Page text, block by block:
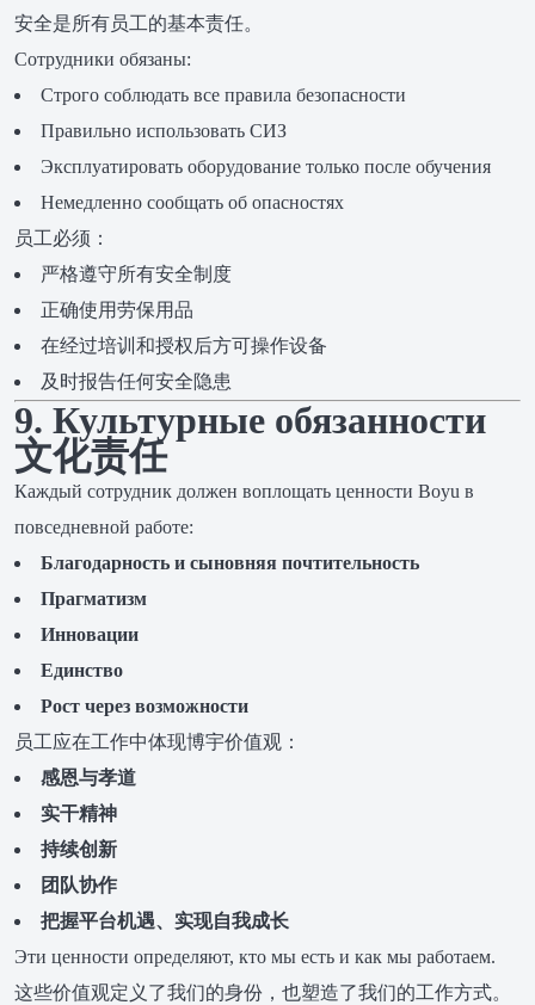
安全是所有员工的基本责任。
Сотрудники обязаны:
Строго соблюдать все правила безопасности
Правильно использовать СИЗ
Эксплуатировать оборудование только после обучения
Немедленно сообщать об опасностях
员工必须：
严格遵守所有安全制度
正确使用劳保用品
在经过培训和授权后方可操作设备
及时报告任何安全隐患
9. Культурные обязанности
文化责任
Каждый сотрудник должен воплощать ценности Boyu в
повседневной работе:
Благодарность и сыновняя почтительность
Прагматизм
Инновации
Единство
Рост через возможности
员工应在工作中体现博宇价值观：
感恩与孝道
实干精神
持续创新
团队协作
把握平台机遇、实现自我成长
Эти ценности определяют, кто мы есть и как мы работаем.
这些价值观定义了我们的身份，也塑造了我们的工作方式。